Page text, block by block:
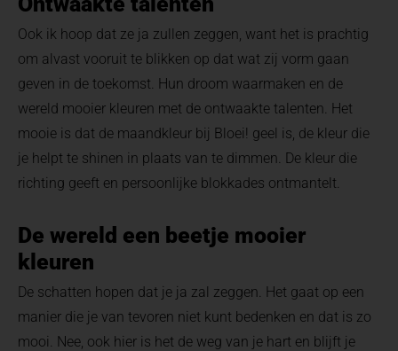
Ook ik hoop dat ze ja zullen zeggen, want het is prachtig
om alvast vooruit te blikken op dat wat zij vorm gaan
geven in de toekomst. Hun droom waarmaken en de
wereld mooier kleuren met de ontwaakte talenten. Het
mooie is dat de maandkleur bij Bloei! geel is, de kleur die
je helpt te shinen in plaats van te dimmen. De kleur die
richting geeft en persoonlijke blokkades ontmantelt.
De wereld een beetje mooier
kleuren
De schatten hopen dat je ja zal zeggen. Het gaat op een
manier die je van tevoren niet kunt bedenken en dat is zo
mooi. Nee, ook hier is het de weg van je hart en blijft je